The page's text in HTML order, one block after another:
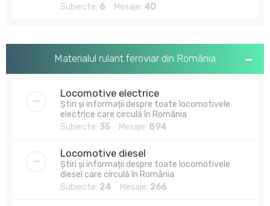
Subiecte: 6 Mesaje: 40
Materialul rulant feroviar din România
Locomotive electrice
Știri și informații despre toate locomotivele
electrice care circulă în România
Subiecte: 35 Mesaje: 894
Locomotive diesel
Știri și informații despre toate locomotivele
diesel care circulă în România
Subiecte: 24 Mesaje: 266